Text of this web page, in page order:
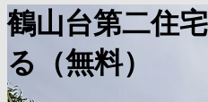
鶴山台第二住
る（無料）